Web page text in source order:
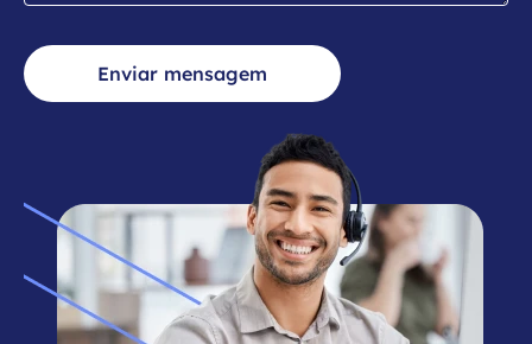
Enviar mensagem